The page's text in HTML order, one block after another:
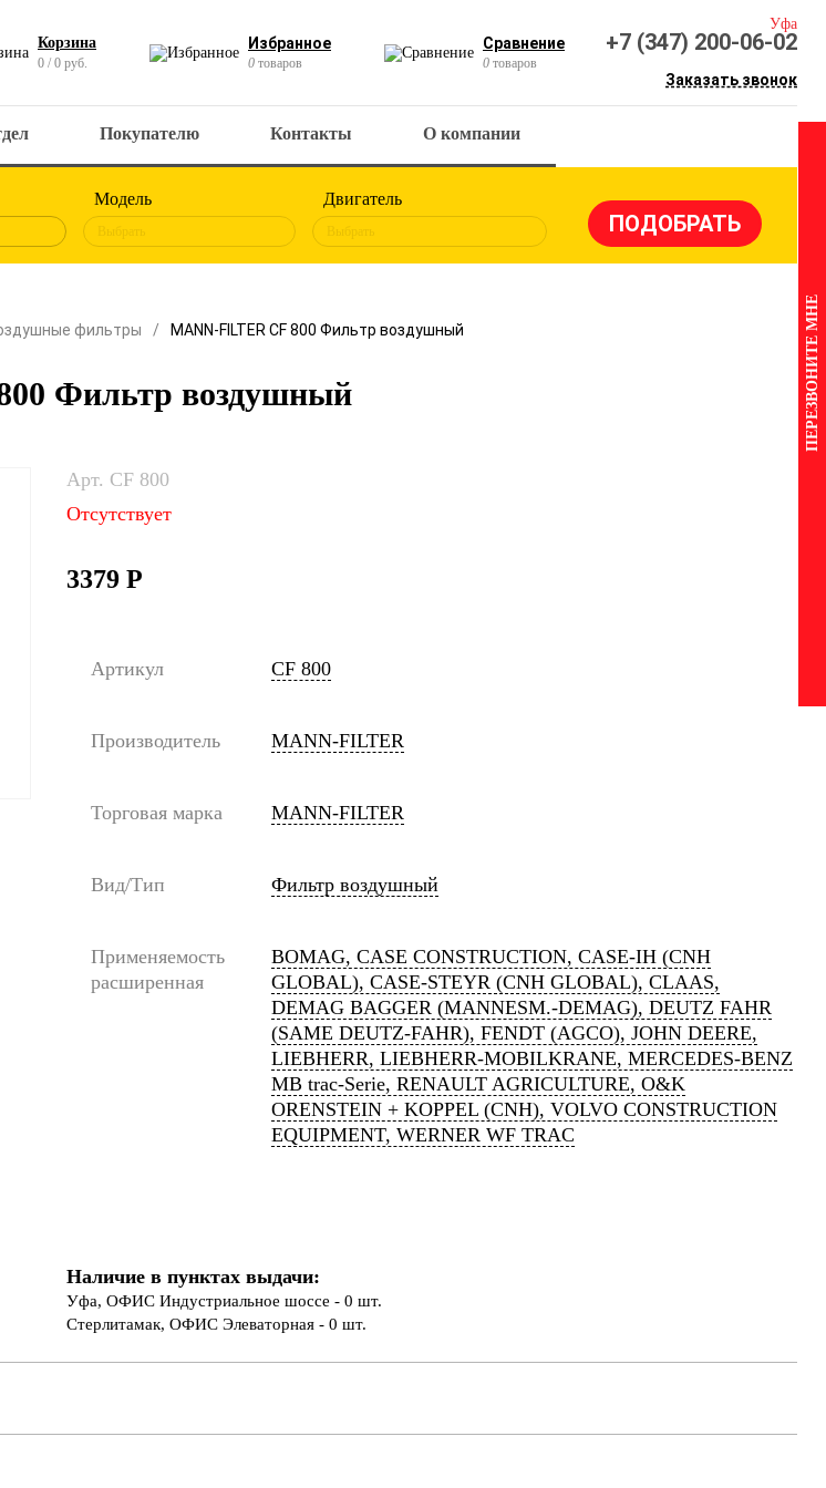
Корзина
0 / 0 руб.
Избранное
0 товаров
Сравнение
0 товаров
Уфа
+7 (347) 200-06-02
Заказать звонок
Покупателю Контакты О компании
Модель
Выбрать
Двигатель
Выбрать
фильтры MANN-FILTER CF 800 Фильтр воздушный
Фильтр воздушный
Арт. CF 800
Отсутствует
3379 Р
Артикул CF 800
Производитель MANN-FILTER
Торговая марка MANN-FILTER
Вид/Тип Фильтр воздушный
Применяемость
расширенная
BOMAG, CASE CONSTRUCTION, CASE-IH (CNH
GLOBAL), CASE-STEYR (CNH GLOBAL), CLAAS,
DEMAG BAGGER (MANNESM.-DEMAG), DEUTZ FAHR
(SAME DEUTZ-FAHR), FENDT (AGCO), JOHN DEERE,
LIEBHERR, LIEBHERR-MOBILKRANE, MERCEDES-BENZ
MB trac-Serie, RENAULT AGRICULTURE, O&K
ORENSTEIN + KOPPEL (CNH), VOLVO CONSTRUCTION
EQUIPMENT, WERNER WF TRAC
Наличие в пунктах выдачи:
Уфа, ОФИС Индустриальное шоссе - 0 шт.
Стерлитамак, ОФИС Элеваторная - 0 шт.
ПЕРЕЗВОНИТЕ МНЕ